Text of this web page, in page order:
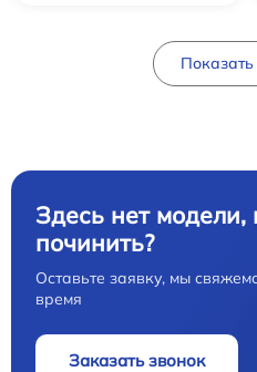
Здесь нет модели,
починить?
Оставьте заявку, мы
время
Заказать звонок